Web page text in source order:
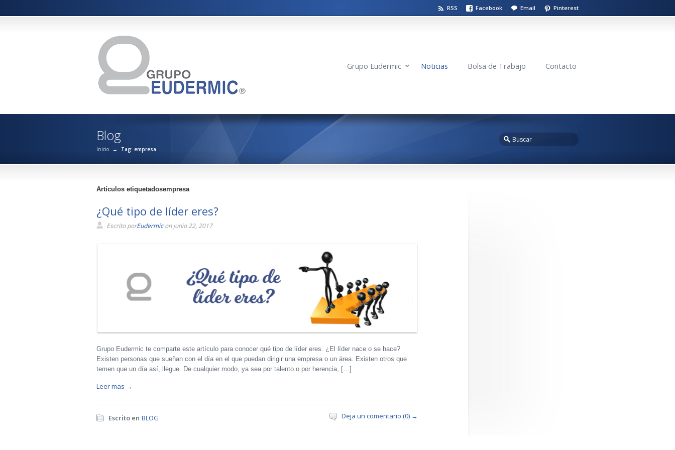
RSS Facebook Email Pinterest
Grupo Eudermic Noticias Bolsa de Trabajo Contacto
Blog
Inicio → Tag: empresa
Artículos etiquetadosempresa
¿Qué tipo de líder eres?
Escrito porEudermicon junio 22, 2017
Grupo Eudermic te comparte este artículo para conocer qué tipo de líder eres. ¿El líder nace o se hace?
Existen personas que sueñan con el día en el que puedan dirigir una empresa o un área. Existen otros que
temen que un día así, llegue. De cualquier modo, ya sea por talento o por herencia, […]
Leer mas →
Escrito en BLOG Deja un comentario (0) →